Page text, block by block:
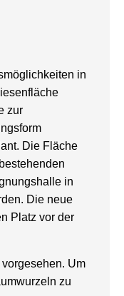
in
zur
Die Fläche
in
Die neue
Platz vor der
Um
zu